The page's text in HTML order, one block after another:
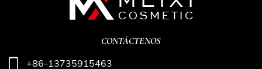
CONTÁCTENOS
+86-13735915463